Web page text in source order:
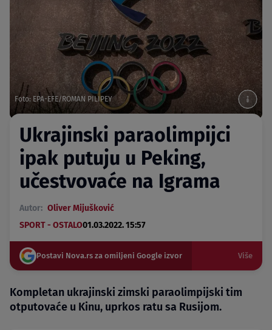
Foto: EPA-EFE/ROMAN PILIPEY
Ukrajinski paraolimpijci
ipak putuju u Peking,
učestvovaće na Igrama
Autor: Oliver Mijušković
SPORT - OSTALO01.03.2022. 15:57
Postavi Nova.rs za omiljeni Google izvor Više
Kompletan ukrajinski zimski paraolimpijski tim
otputovaće u Kinu, uprkos ratu sa Rusijom.